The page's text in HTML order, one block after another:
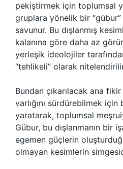
pekiştirmek için toplumsal
gruplara yönelik bir
savunur. Bu dışlanmış
kalanına göre daha az
yerleşik ideolojiler
“tehlikeli” olarak
Bundan çıkarılacak ana
varlığını sürdürebilmek için
yaratarak, toplumsal
Gübur, bu dışlanmanın bir
egemen güçlerin
olmayan kesimlerin